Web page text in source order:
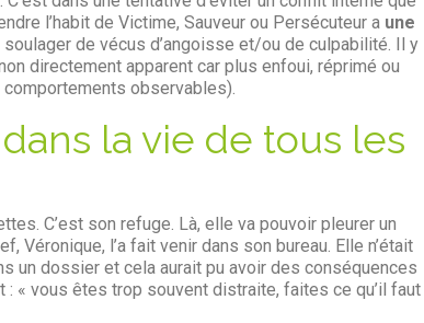
l’habit de Victime, Sauveur ou Persécuteur a une
de vécus d’angoisse et/ou de culpabilité. Il y
directement apparent car plus enfoui, réprimé ou
observables).
la vie de tous les
C’est son refuge. Là, elle va pouvoir pleurer un
Véronique, l’a fait venir dans son bureau. Elle n’était
un dossier et cela aurait pu avoir des conséquences
« vous êtes trop souvent distraite, faites ce qu’il faut